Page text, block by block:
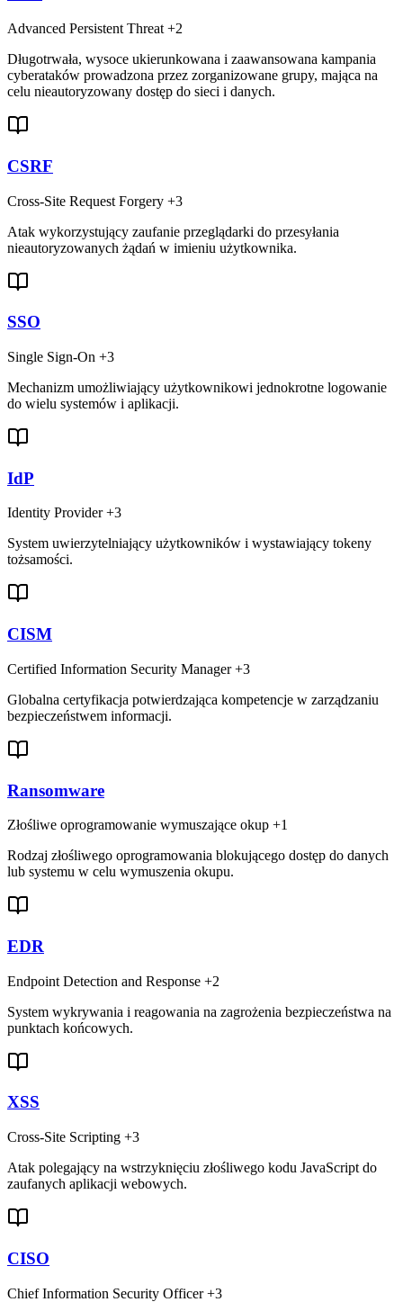
Advanced Persistent Threat +2
Długotrwała, wysoce ukierunkowana i zaawansowana kampania
cyberataków prowadzona przez zorganizowane grupy, mająca na
celu nieautoryzowany dostęp do sieci i danych.
CSRF
Cross-Site Request Forgery +3
Atak wykorzystujący zaufanie przeglądarki do przesyłania
nieautoryzowanych żądań w imieniu użytkownika.
SSO
Single Sign-On +3
Mechanizm umożliwiający użytkownikowi jednokrotne logowanie
do wielu systemów i aplikacji.
IdP
Identity Provider +3
System uwierzytelniający użytkowników i wystawiający tokeny
tożsamości.
CISM
Certified Information Security Manager +3
Globalna certyfikacja potwierdzająca kompetencje w zarządzaniu
bezpieczeństwem informacji.
Ransomware
Złośliwe oprogramowanie wymuszające okup +1
Rodzaj złośliwego oprogramowania blokującego dostęp do danych
lub systemu w celu wymuszenia okupu.
EDR
Endpoint Detection and Response +2
System wykrywania i reagowania na zagrożenia bezpieczeństwa na
punktach końcowych.
XSS
Cross-Site Scripting +3
Atak polegający na wstrzyknięciu złośliwego kodu JavaScript do
zaufanych aplikacji webowych.
CISO
Chief Information Security Officer +3